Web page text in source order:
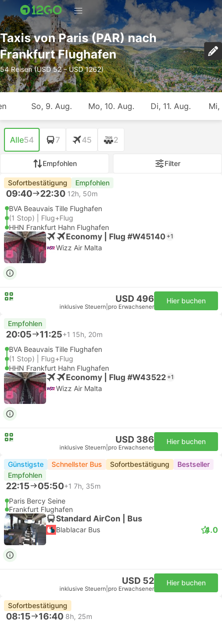
Taxis von Paris (PAR) nach
Frankfurt Flughafen
54 Reisen (USD 52 – USD 1262)
So, 9. Aug. Mo, 10. Aug. Di, 11. Aug. Mi,
Alle54 7 45 2
Empfohlen Filter
Sofortbestätigung Empfohlen
09:40 22:30 12h, 50m
BVA Beauvais Tille Flughafen
(1 Stop) | Flug+Flug
HHN Frankfurt Hahn Flughafen
Economy | Flug #W45140 +1
Wizz Air Malta
USD 496
inklusive Steuern pro Erwachsener
Hier buchen
Empfohlen
20:05 11:25+1 15h, 20m
BVA Beauvais Tille Flughafen
(1 Stop) | Flug+Flug
HHN Frankfurt Hahn Flughafen
Economy | Flug #W43522 +1
Wizz Air Malta
USD 386
inklusive Steuern pro Erwachsener
Hier buchen
Günstigste Schnellster Bus Sofortbestätigung
Bestseller
Empfohlen
22:15 05:50+1 7h, 35m
Paris Bercy Seine
Frankfurt Flughafen
Standard AirCon | Bus
Blablacar Bus 4.0
USD 52
inklusive Steuern pro Erwachsener
Hier buchen
Sofortbestätigung
08:15 16:40 8h, 25m